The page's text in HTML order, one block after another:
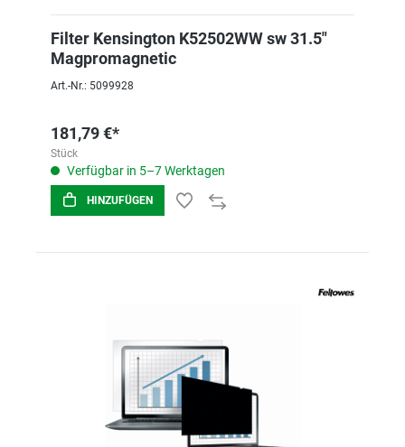
Filter Kensington K52502WW sw 31.5"
Magpromagnetic
Art.-Nr.: 5099928
181,79 €*
Stück
Verfügbar in 5–7 Werktagen
HINZUFÜGEN